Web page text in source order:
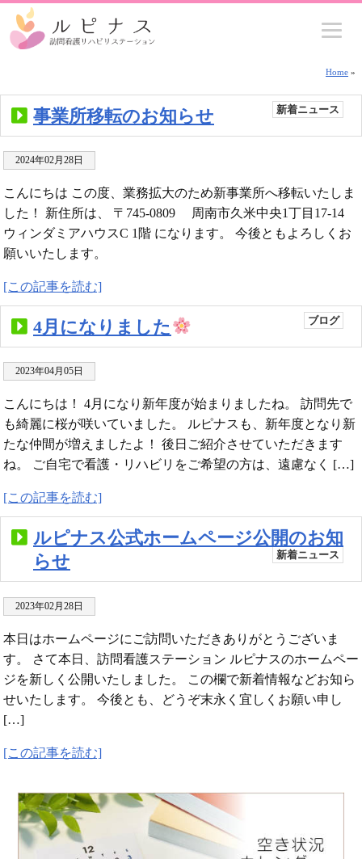
下松市 小児科
Home »
事業所移転のお知らせ 新着ニュース
2024年02月28日
こんにちは この度、業務拡大のため新事業所へ移転いたしま
した！ 新住所は、 〒745-0809 周南市久米中央1丁目17-14
ウィンダミアハウスC 1階 になります。 今後ともよろしくお
願いいたします。
[この記事を読む]
4月になりました ブログ
2023年04月05日
こんにちは！ 4月になり新年度が始まりましたね。 訪問先で
も綺麗に桜が咲いていました。 ルピナスも、新年度となり新
たな仲間が増えましたよ！ 後日ご紹介させていただきます
ね。 ご自宅で看護・リハビリをご希望の方は、遠慮なく […]
[この記事を読む]
ルピナス公式ホームページ公開のお知
らせ
新着ニュース
2023年02月28日
本日はホームページにご訪問いただきありがとうございま
す。 さて本日、訪問看護ステーション ルピナスのホームペー
ジを新しく公開いたしました。 この欄で新着情報などお知ら
せいたします。 今後とも、どうぞ末永く宜しくお願い申し
[…]
[この記事を読む]